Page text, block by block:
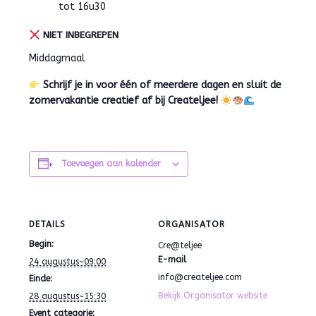
tot 16u30
NIET INBEGREPEN
Middagmaal
Schrijf je in voor één of meerdere dagen en sluit de
zomervakantie creatief af bij Createljee!
Toevoegen aan kalender
DETAILS
Begin:
24 augustus~09:00
Einde:
28 augustus~15:30
Event categorie:
ORGANISATOR
Cre@teljee
E-mail
info@createljee.com
Bekijk Organisator website